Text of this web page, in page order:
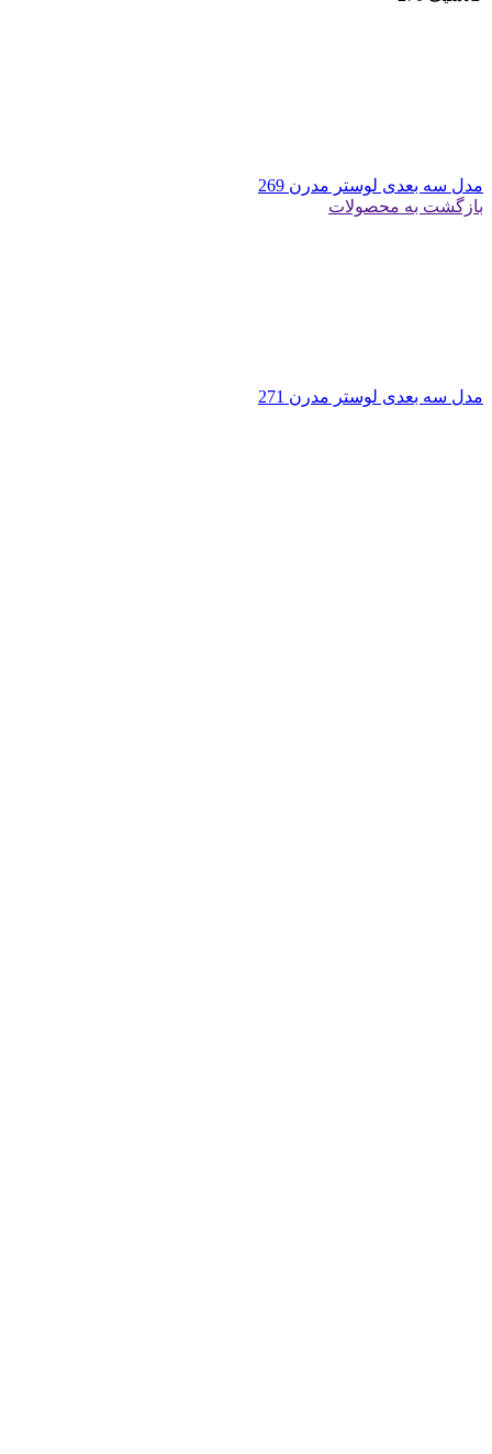
مدل سه بعدی لوستر مدرن 269
بازگشت به محصولات
مدل سه بعدی لوستر مدرن 271